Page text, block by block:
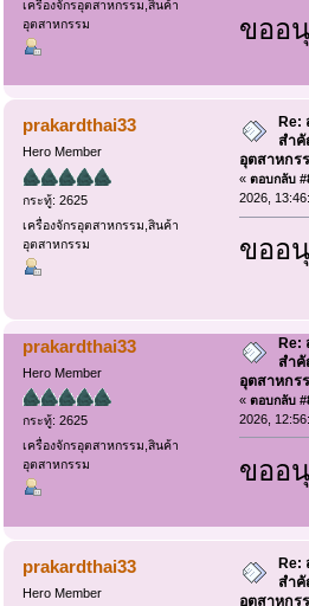
เครื่องจักรอุตสาหกรรม,สินค้า
อุตสาหกรรม
ขออ
prakardthai33
Hero Member
กระทู้: 2625
เครื่องจักรอุตสาหกรรม,สินค้า
อุตสาหกรรม
Re:
สำคั
อุตสาหกร
«ตอบกลับ
2026,
ขออ
prakardthai33
Hero Member
กระทู้: 2625
เครื่องจักรอุตสาหกรรม,สินค้า
อุตสาหกรรม
Re:
สำคั
อุตสาหกร
«ตอบกลับ
2026,
ขออ
prakardthai33
Hero Member
Re:
สำคั
อุตสาหกร